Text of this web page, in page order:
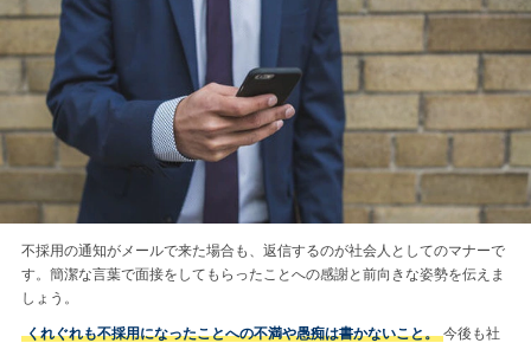
不採用の通知がメールで来た場合も、返信するのが社会人としてのマナーで
す。簡潔な言葉で面接をしてもらったことへの感謝と前向きな姿勢を伝えま
しょう。
くれぐれも不採用になったことへの不満や愚痴は書かないこと。 今後も社